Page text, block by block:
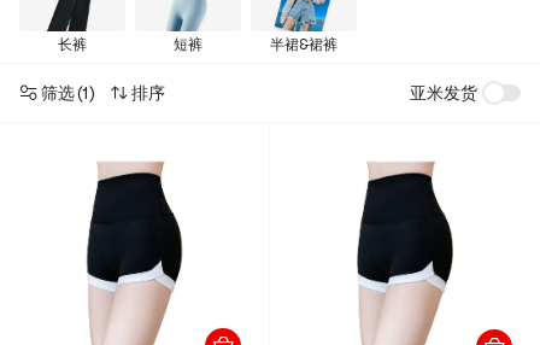
长裤 短裤 半裙&裙裤
筛选(1) 排序 亚米发货